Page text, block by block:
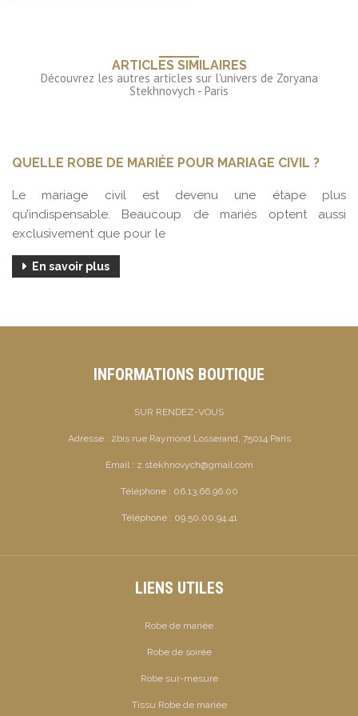
ARTICLES SIMILAIRES
QUELLE ROBE DE MARIÉE POUR MARIAGE CIVIL ?
Le mariage civil est devenu une étape plus
qu’indispensable. Beaucoup de mariés optent aussi
exclusivement que pour le
En savoir plus
INFORMATIONS BOUTIQUE
SUR RENDEZ-VOUS
Adresse : 2bis rue Raymond Losserand, 75014 Paris
Email : z.stekhnovych@gmail.com
Téléphone : 06.13.66.96.00
Téléphone : 09.50.00.94.41
LIENS UTILES
Robe de mariée
Robe de soirée
Robe sur-mesure
Tissu Robe de mariée